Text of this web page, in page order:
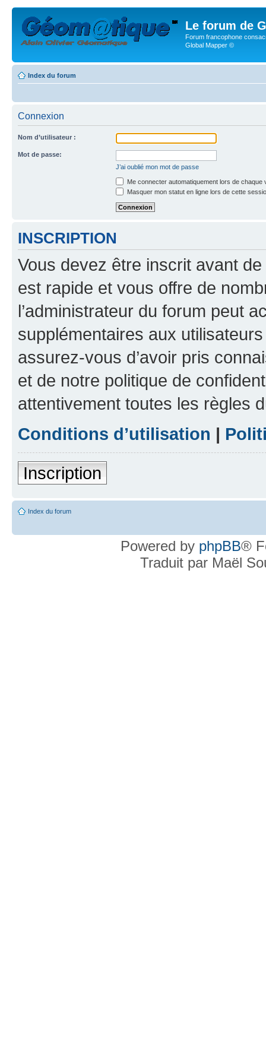
Le forum de
Forum francophone
Global Mapper ©
Index du forum
Connexion
Nom d’utilisateur :
Mot de passe:
J’ai oublié mon mot de passe
Me connecter automatiquement lors de chaque
Masquer mon statut en ligne lors de cette
INSCRIPTION
Vous devez être inscrit avant
est rapide et vous offre de
l’administrateur du forum peut
supplémentaires aux
assurez-vous d’avoir pris
et de notre politique de
attentivement toutes les règles
Conditions d’utilisation |
Inscription
Index du forum
Powered by phpBB®
Traduit par Maël